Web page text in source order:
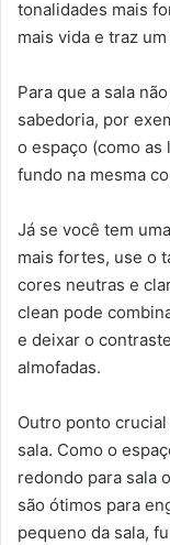
tonalidades mais
mais vida e traz
Para que a sala
sabedoria, por
o espaço (como
fundo na mesma
Já se você tem
mais fortes, use o
cores neutras e
clean pode
e deixar o
almofadas.
Outro ponto
sala. Como o
redondo para sala
são ótimos para
pequeno da sala,